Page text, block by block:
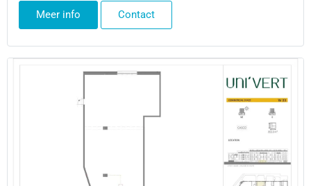
Meer info Contact